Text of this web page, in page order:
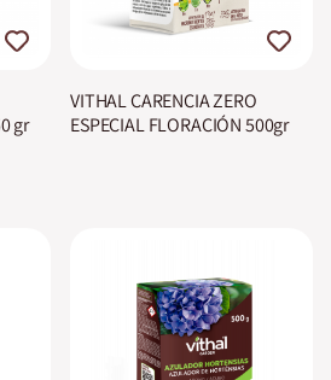
gr
VITHAL CARENCIA ZERO
ESPECIAL FLORACIÓN 500gr